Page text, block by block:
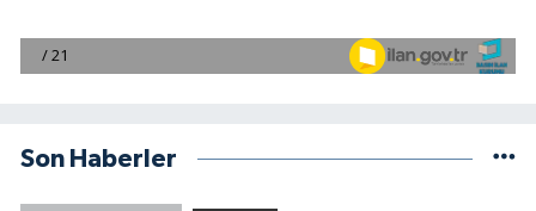
Son Haberler